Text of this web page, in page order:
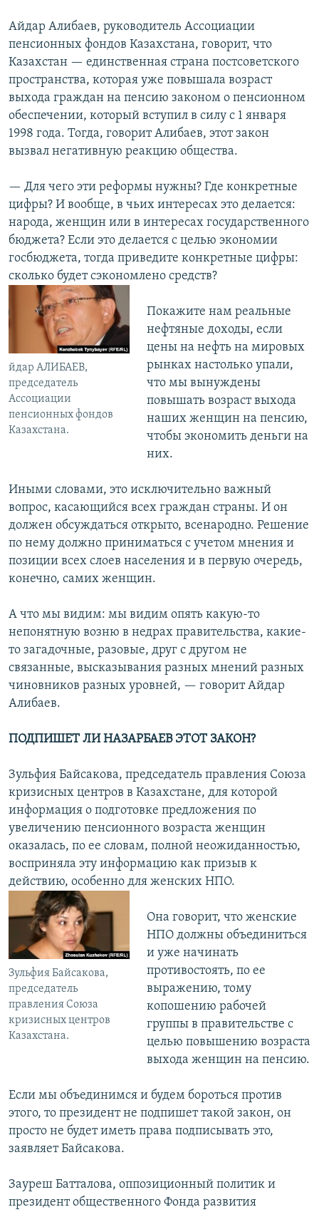
Айдар Алибаев, руководитель Ассоциации
пенсионных фондов Казахстана, говорит, что
Казахстан — единственная страна постсоветского
пространства, которая уже повышала возраст
выхода граждан на пенсию законом о пенсионном
обеспечении, который вступил в силу с 1 января
1998 года. Тогда, говорит Алибаев, этот закон
вызвал негативную реакцию общества.
— Для чего эти реформы нужны? Где конкретные
цифры? И вообще, в чьих интересах это делается:
народа, женщин или в интересах государственного
бюджета? Если это делается с целью экономии
госбюджета, тогда приведите конкретные цифры:
сколько будет сэкономлено средств?
йдар АЛИБАЕВ,
председатель
Ассоциации
пенсионных фондов
Казахстана.
Покажите нам реальные
нефтяные доходы, если
цены на нефть на мировых
рынках настолько упали,
что мы вынуждены
повышать возраст выхода
наших женщин на пенсию,
чтобы экономить деньги на
них.
Иными словами, это исключительно важный
вопрос, касающийся всех граждан страны. И он
должен обсуждаться открыто, всенародно. Решение
по нему должно приниматься с учетом мнения и
позиции всех слоев населения и в первую очередь,
конечно, самих женщин.
А что мы видим: мы видим опять какую-то
непонятную возню в недрах правительства, какие-
то загадочные, разовые, друг с другом не
связанные, высказывания разных мнений разных
чиновников разных уровней, — говорит Айдар
Алибаев.
ПОДПИШЕТ ЛИ НАЗАРБАЕВ ЭТОТ ЗАКОН?
Зульфия Байсакова, председатель правления Союза
кризисных центров в Казахстане, для которой
информация о подготовке предложения по
увеличению пенсионного возраста женщин
оказалась, по ее словам, полной неожиданностью,
восприняла эту информацию как призыв к
действию, особенно для женских НПО.
Зульфия Байсакова,
председатель
правления Союза
кризисных центров
Казахстана.
Она говорит, что женские
НПО должны объединиться
и уже начинать
противостоять, по ее
выражению, тому
копошению рабочей
группы в правительстве с
целью повышению возраста
выхода женщин на пенсию.
Если мы объединимся и будем бороться против
этого, то президент не подпишет такой закон, он
просто не будет иметь права подписывать это,
заявляет Байсакова.
Зауреш Батталова, оппозиционный политик и
президент общественного Фонда развития